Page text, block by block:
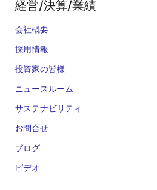
経営/決算/業績
会社概要
採用情報
投資家の皆様
ニュースルーム
サステナビリティ
お問合せ
ブログ
ビデオ